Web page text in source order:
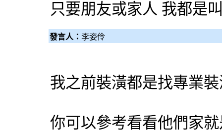
只要朋友或家人 我都是
發言人： 李姿伶
我之前裝潢都是找專業
你可以參考看看他們家